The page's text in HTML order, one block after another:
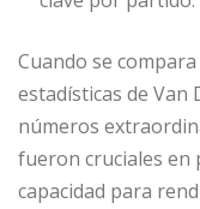
Cuando se
estadísticas de Van
números
fueron cruciales en
capacidad para